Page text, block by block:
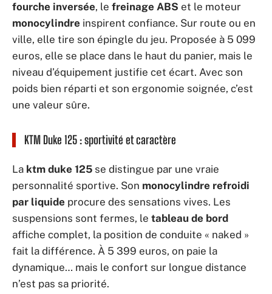
fourche inversée, le freinage ABS et le moteur
monocylindre inspirent confiance. Sur route ou en
ville, elle tire son épingle du jeu. Proposée à 5 099
euros, elle se place dans le haut du panier, mais le
niveau d’équipement justifie cet écart. Avec son
poids bien réparti et son ergonomie soignée, c’est
une valeur sûre.
KTM Duke 125 : sportivité et caractère
La ktm duke 125 se distingue par une vraie
personnalité sportive. Son monocylindre refroidi
par liquide procure des sensations vives. Les
suspensions sont fermes, le tableau de bord
affiche complet, la position de conduite « naked »
fait la différence. À 5 399 euros, on paie la
dynamique… mais le confort sur longue distance
n’est pas sa priorité.